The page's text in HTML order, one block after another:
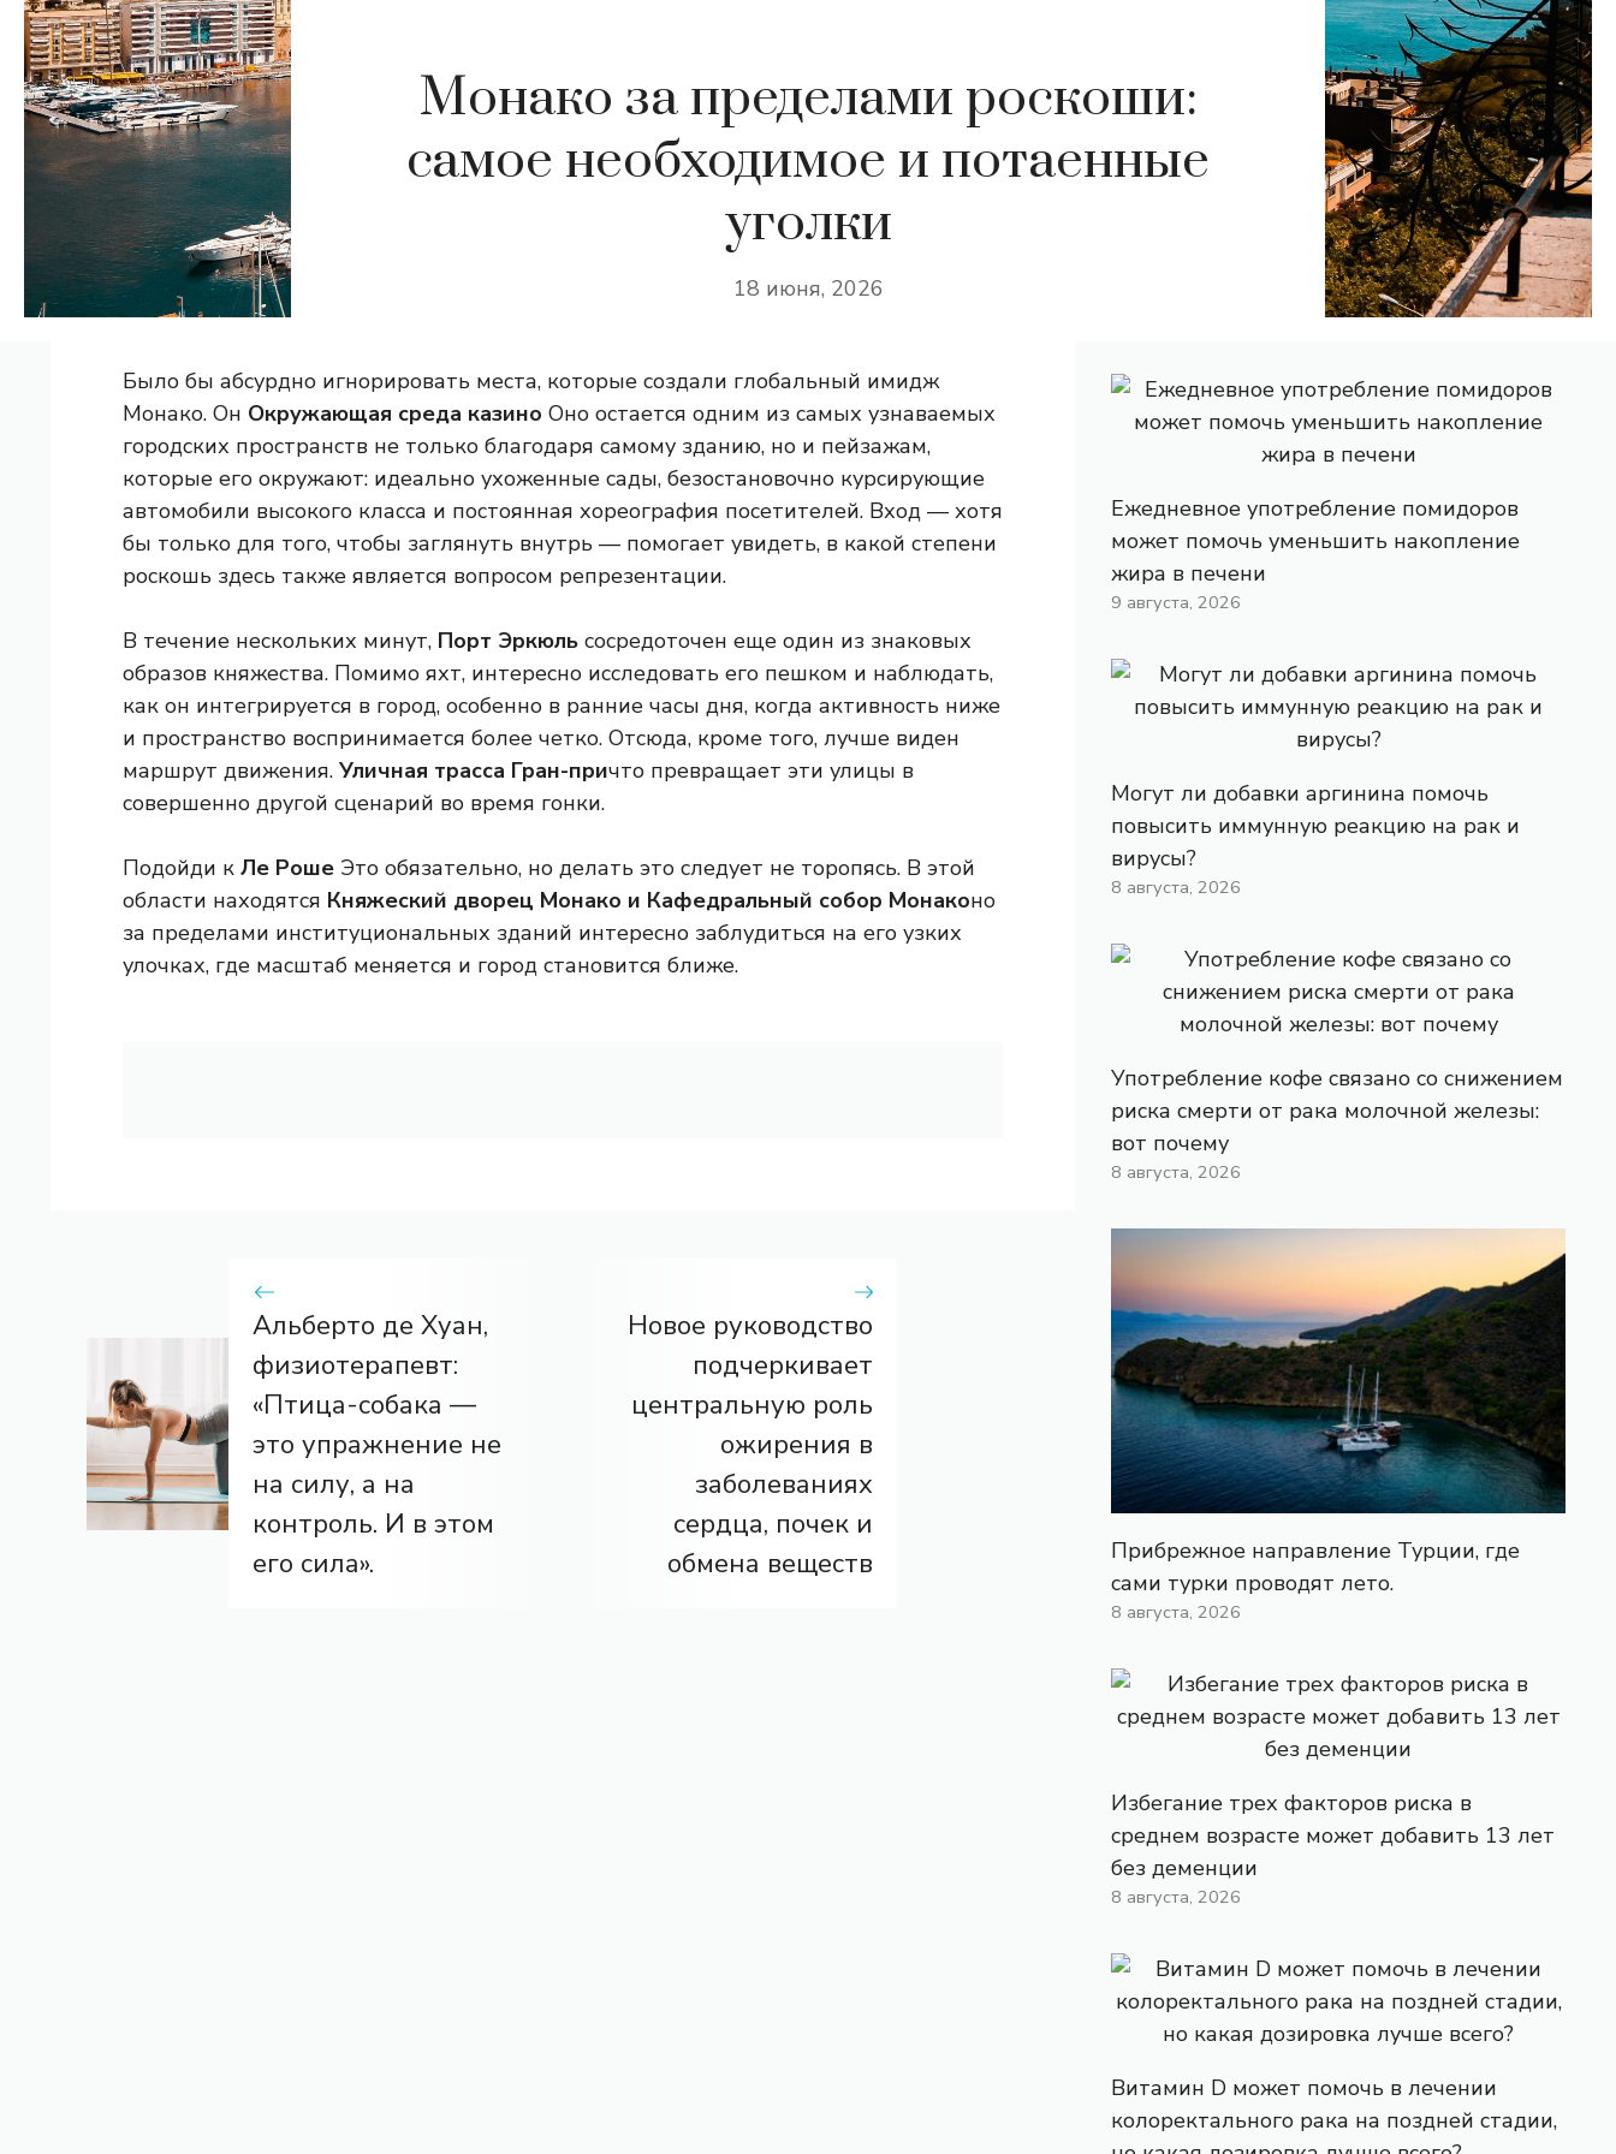
Монако за пределами роскоши:
самое необходимое и потаенные
уголки
18 июня, 2026
Было бы абсурдно игнорировать места, которые создали глобальный имидж
Монако. Он Окружающая среда казино Оно остается одним из самых узнаваемых
городских пространств не только благодаря самому зданию, но и пейзажам,
которые его окружают: идеально ухоженные сады, безостановочно курсирующие
автомобили высокого класса и постоянная хореография посетителей. Вход — хотя
бы только для того, чтобы заглянуть внутрь — помогает увидеть, в какой степени
роскошь здесь также является вопросом репрезентации.
В течение нескольких минут, Порт Эркюль сосредоточен еще один из знаковых
образов княжества. Помимо яхт, интересно исследовать его пешком и наблюдать,
как он интегрируется в город, особенно в ранние часы дня, когда активность ниже
и пространство воспринимается более четко. Отсюда, кроме того, лучше виден
маршрут движения. Уличная трасса Гран-причто превращает эти улицы в
совершенно другой сценарий во время гонки.
Подойди к Ле Роше Это обязательно, но делать это следует не торопясь. В этой
области находятся Княжеский дворец Монако и Кафедральный собор Монаконо
за пределами институциональных зданий интересно заблудиться на его узких
улочках, где масштаб меняется и город становится ближе.
Альберто де Хуан,
физиотерапевт:
«Птица-собака —
это упражнение не
на силу, а на
контроль. И в этом
его сила».
Новое руководство
подчеркивает
центральную роль
ожирения в
заболеваниях
сердца, почек и
обмена веществ
Ежедневное употребление помидоров
может помочь уменьшить накопление
жира в печени
9 августа, 2026
Могут ли добавки аргинина помочь
повысить иммунную реакцию на рак и
вирусы?
8 августа, 2026
Употребление кофе связано со снижением
риска смерти от рака молочной железы:
вот почему
8 августа, 2026
Прибрежное направление Турции, где
сами турки проводят лето.
8 августа, 2026
Избегание трех факторов риска в
среднем возрасте может добавить 13 лет
без деменции
8 августа, 2026
Витамин D может помочь в лечении
колоректального рака на поздней стадии,